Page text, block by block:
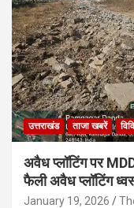
उत्तराखंड ताजा खबरें
अवैध प्लॉटिंग पर
फैली अवैध प्लॉटिंग
January 19, 2026